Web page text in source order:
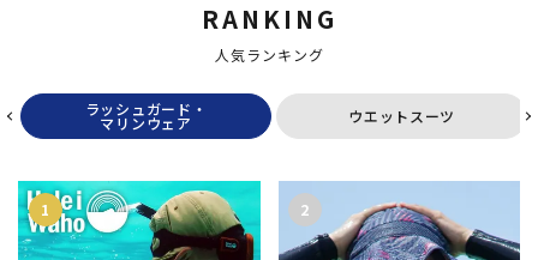
RANKING
人気ランキング
ラッシュガード・
マリンウェア ウエットスーツ